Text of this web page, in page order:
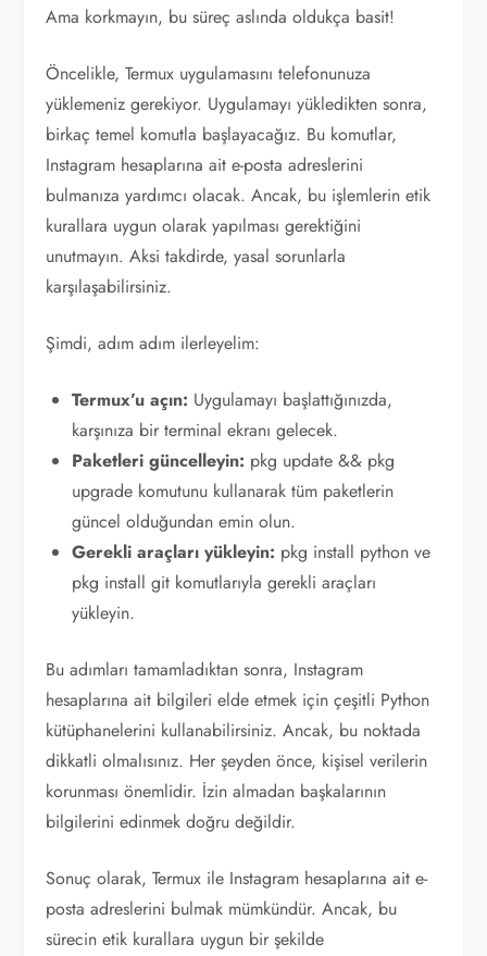
Ama korkmayın, bu süreç aslında oldukça basit!
Öncelikle, Termux uygulamasını telefonunuza
yüklemeniz gerekiyor. Uygulamayı yükledikten sonra,
birkaç temel komutla başlayacağız. Bu komutlar,
Instagram hesaplarına ait e-posta adreslerini
bulmanıza yardımcı olacak. Ancak, bu işlemlerin etik
kurallara uygun olarak yapılması gerektiğini
unutmayın. Aksi takdirde, yasal sorunlarla
karşılaşabilirsiniz.
Şimdi, adım adım ilerleyelim:
Termux’u açın: Uygulamayı başlattığınızda,
karşınıza bir terminal ekranı gelecek.
Paketleri güncelleyin: pkg update && pkg
upgrade komutunu kullanarak tüm paketlerin
güncel olduğundan emin olun.
Gerekli araçları yükleyin: pkg install python ve
pkg install git komutlarıyla gerekli araçları
yükleyin.
Bu adımları tamamladıktan sonra, Instagram
hesaplarına ait bilgileri elde etmek için çeşitli Python
kütüphanelerini kullanabilirsiniz. Ancak, bu noktada
dikkatli olmalısınız. Her şeyden önce, kişisel verilerin
korunması önemlidir. İzin almadan başkalarının
bilgilerini edinmek doğru değildir.
Sonuç olarak, Termux ile Instagram hesaplarına ait e-
posta adreslerini bulmak mümkündür. Ancak, bu
sürecin etik kurallara uygun bir şekilde